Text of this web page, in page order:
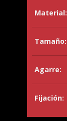
Material:
Tamaño:
Agarre:
Fijación: